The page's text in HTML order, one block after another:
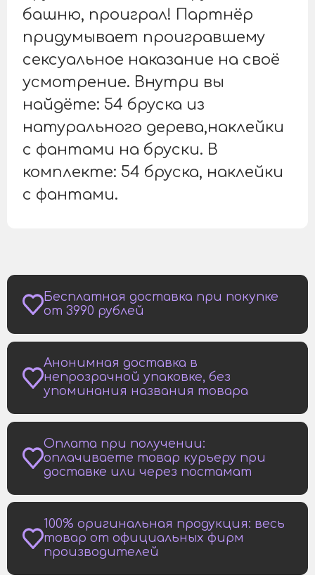
башню, проиграл! Партнёр
придумывает проигравшему
сексуальное наказание на своё
усмотрение. Внутри вы
найдёте: 54 бруска из
натурального дерева,наклейки
с фантами на бруски. В
комплекте: 54 бруска, наклейки
с фантами.
Бесплатная доставка при покупке
от 3990 рублей
Анонимная доставка в
непрозрачной упаковке, без
упоминания названия товара
Оплата при получении:
оплачиваете товар курьеру при
доставке или через постамат
100% оригинальная продукция: весь
товар от официальных фирм
производителей